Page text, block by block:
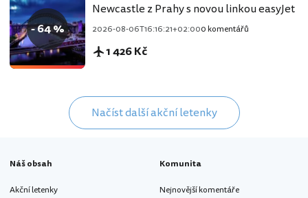
- 64 %
Newcastle z Prahy s novou linkou easyJet
2026-08-06T16:16:21+02:000 komentářů
1 426 Kč
Načíst další akční letenky
Náš obsah
Akční letenky
Komunita
Nejnovější komentáře